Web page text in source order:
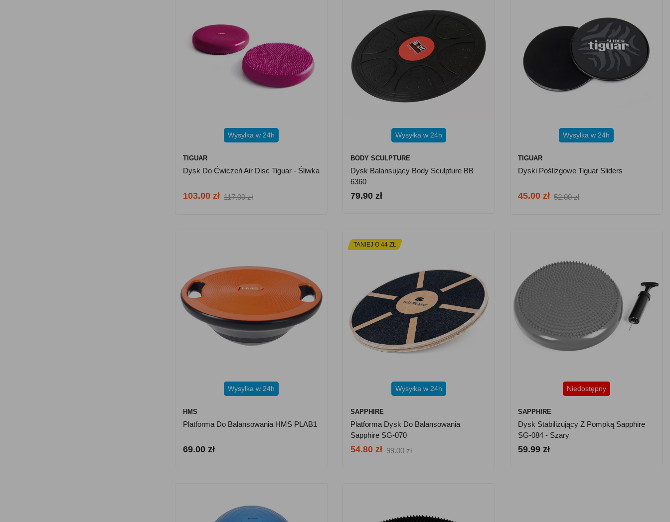
Wysyłka w 24h
TIGUAR
Dysk Do Ćwiczeń Air Disc Tiguar - Śliwka
103.00 zł 117.00 zł
Wysyłka w 24h
BODY SCULPTURE
Dysk Balansujący Body Sculpture BB
6360
79.90 zł
Wysyłka w 24h
TIGUAR
Dyski Poślizgowe Tiguar Sliders
45.00 zł 52.00 zł
Wysyłka w 24h
HMS
Platforma Do Balansowania HMS PLAB1
69.00 zł
TANIEJ O 44 ZŁ
Wysyłka w 24h
SAPPHIRE
Platforma Dysk Do Balansowania
Sapphire SG-070
54.80 zł 99.00 zł
Niedostępny
SAPPHIRE
Dysk Stabilizujący Z Pompką Sapphire
SG-084 - Szary
59.99 zł